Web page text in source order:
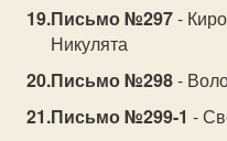
Письмо №297-
Никулята
Письмо №298-
Письмо №299-1 -